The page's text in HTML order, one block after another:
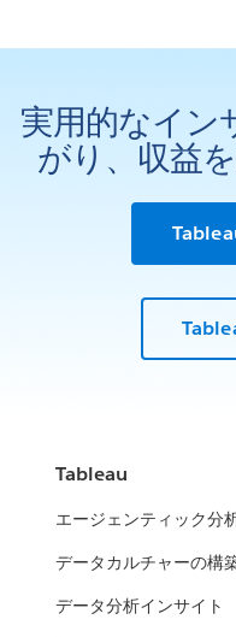
実用的なイン
がり、収益
Tableau
エージェンティック分
データカルチャーの構
データ分析インサイト